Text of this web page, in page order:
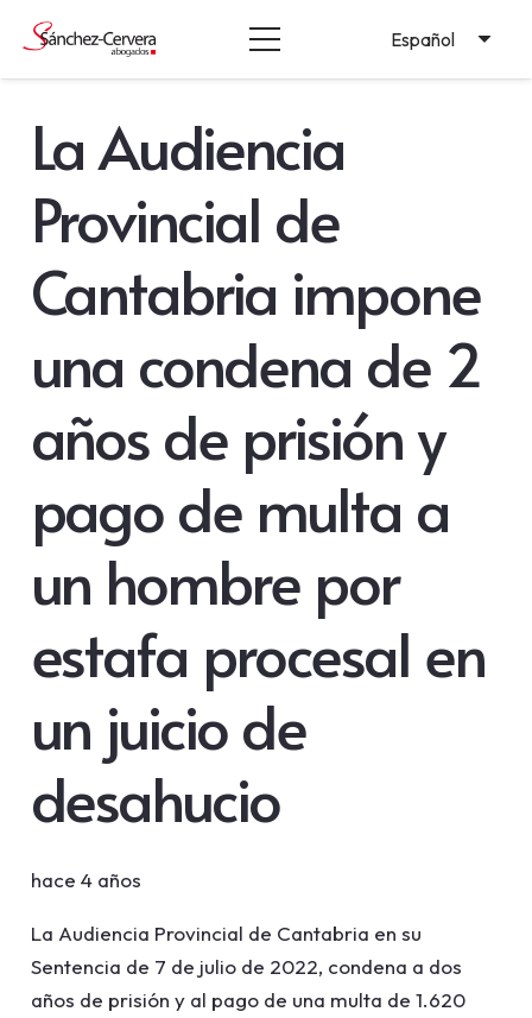
Español
La Audiencia
Provincial de
Cantabria impone
una condena de 2
años de prisión y
pago de multa a
un hombre por
estafa procesal en
un juicio de
desahucio
hace 4 años
La Audiencia Provincial de Cantabria en su
Sentencia de 7 de julio de 2022, condena a dos
años de prisión y al pago de una multa de 1.620